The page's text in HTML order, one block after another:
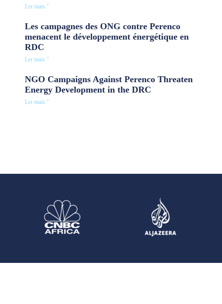
Ler mais "
Les campagnes des ONG contre Perenco
menacent le développement énergétique en
RDC
Ler mais "
NGO Campaigns Against Perenco Threaten
Energy Development in the DRC
Ler mais "